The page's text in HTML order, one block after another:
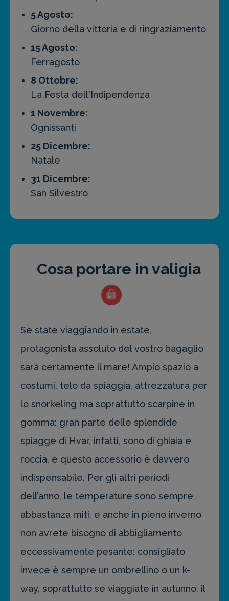
5 Agosto:
Giorno della vittoria e di ringraziamento
15 Agosto:
Ferragosto
8 Ottobre:
La Festa dell'Indipendenza
1 Novembre:
Ognissanti
25 Dicembre:
Natale
31 Dicembre:
San Silvestro
Cosa portare in valigia
Se state viaggiando in estate,
protagonista assoluto del vostro bagaglio
sarà certamente il mare! Ampio spazio a
costumi, telo da spiaggia, attrezzatura per
lo snorkeling ma soprattutto scarpine in
gomma: gran parte delle splendide
spiagge di Hvar, infatti, sono di ghiaia e
roccia, e questo accessorio è davvero
indispensabile. Per gli altri periodi
dell’anno, le temperature sono sempre
abbastanza miti, e anche in pieno inverno
non avrete bisogno di abbigliamento
eccessivamente pesante: consigliato
invece è sempre un ombrellino o un k-
way, soprattutto se viaggiate in autunno, il